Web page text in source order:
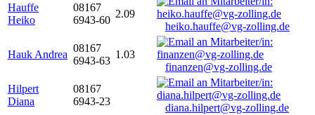
Hauffe
Heiko
08167
6943-60
2.09
heiko.hauffe@vg-zolling.de
Hauk Andrea
08167
6943-63
1.03
finanzen@vg-zolling.de
Hilpert
Diana
08167
6943-23
diana.hilpert@vg-zolling.de